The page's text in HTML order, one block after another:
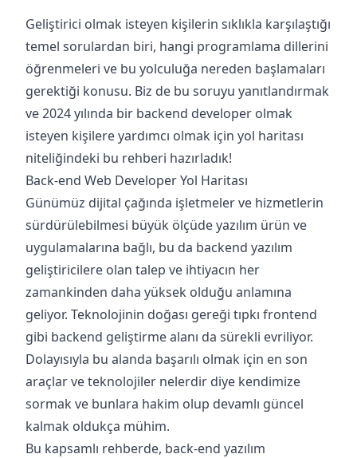
Geliştirici olmak isteyen kişilerin sıklıkla karşılaştığı
temel sorulardan biri, hangi programlama dillerini
öğrenmeleri ve bu yolculuğa nereden başlamaları
gerektiği konusu. Biz de bu soruyu yanıtlandırmak
ve 2024 yılında bir backend developer olmak
isteyen kişilere yardımcı olmak için yol haritası
niteliğindeki bu rehberi hazırladık!
Back-end Web Developer Yol Haritası
Günümüz dijital çağında işletmeler ve hizmetlerin
sürdürülebilmesi büyük ölçüde yazılım ürün ve
uygulamalarına bağlı, bu da backend yazılım
geliştiricilere olan talep ve ihtiyacın her
zamankinden daha yüksek olduğu anlamına
geliyor. Teknolojinin doğası gereği tıpkı frontend
gibi backend geliştirme alanı da sürekli evriliyor.
Dolayısıyla bu alanda başarılı olmak için en son
araçlar ve teknolojiler nelerdir diye kendimize
sormak ve bunlara hakim olup devamlı güncel
kalmak oldukça mühim.
Bu kapsamlı rehberde, back-end yazılım